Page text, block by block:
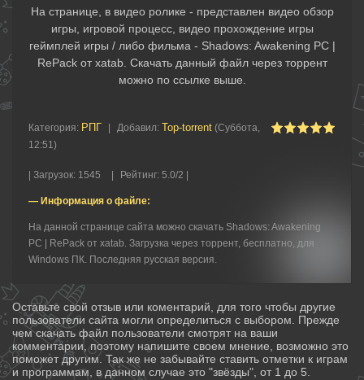
На странице, в видео ролике - представлен видео обзор
игры, игровой процесс, видео прохождение игры
геймплей игры / либо фильма - Shadows: Awakening PC |
RePack от xatab. Скачать данный файл через торрент
можно по ссылке выше.
Категория: РПГ Добавил: Top-torrent (Суббота,
12:51)
Загрузок: 1545 Рейтинг: 5.0/2 |
— Информация о файле:
На данной странице сайта можно скачать Shadows: Awakening
PC | RePack от xatab. Загрузка через торрент, бесплатно, для
Windows ПК. Последняя русская версия.
Оставьте свой отзыв или коментарий, для того чтобы другие
пользователи сайта могли определиться с выбором. Прежде
чем скачать файл пользователи смотрят на ваши
комментарии, поэтому напишите своем мнение, возможно это
поможет другим. Так же не забывайте ставить отметки к играм
и программам, в данном случае это "звёзды", от 1 до 5.